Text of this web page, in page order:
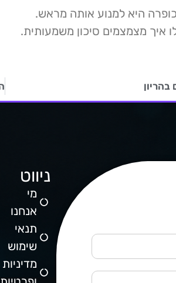
היא למנוע אותה מראש.
איך מצמצמים סיכון משמעותית.
ניווט
מי
אנחנו
תנאי
שימוש
מדיניות